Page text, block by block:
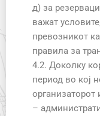
д) за
важат
превозникот
правила за
4.2. Доколку
период во кој
–